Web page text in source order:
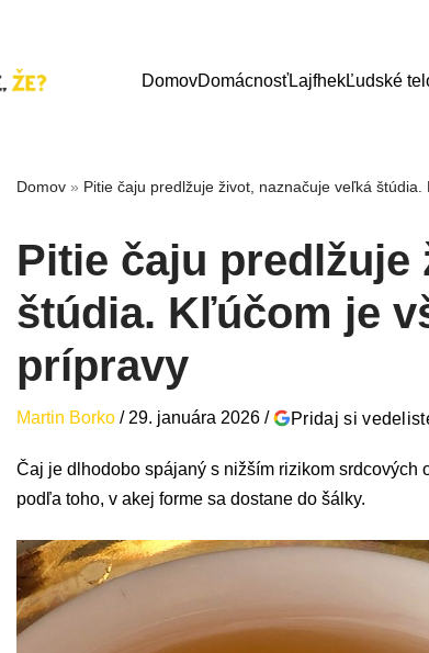
DomovDomácnosťLajfhekĽudské
Domov » Pitie čaju predlžuje život, naznačuje veľká
Pitie čaju predlžuje
štúdia. Kľúčom je
prípravy
Martin Borko / 29. januára 2026 / Pridaj si
Čaj je dlhodobo spájaný s nižším rizikom srdcových
podľa toho, v akej forme sa dostane do šálky.